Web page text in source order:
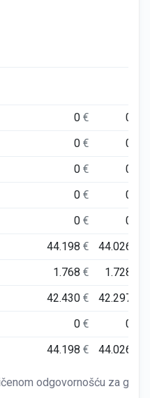
0€ 0
0€ 0
0€ 0
0€ 0
0€ 0
44.198€ 44.026
1.768€ 1.728
42.430€ 42.297
0€ 0
44.198€ 44.026
odgovornošću za